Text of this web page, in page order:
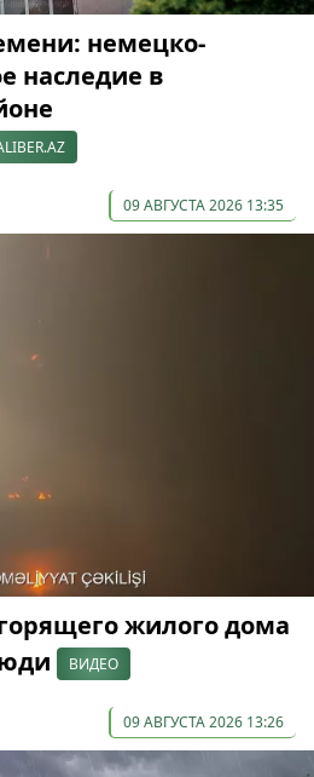
немецко-
наследие в
09 АВГУСТА 2026 13:35
жилого дома
ВИДЕО
09 АВГУСТА 2026 13:26